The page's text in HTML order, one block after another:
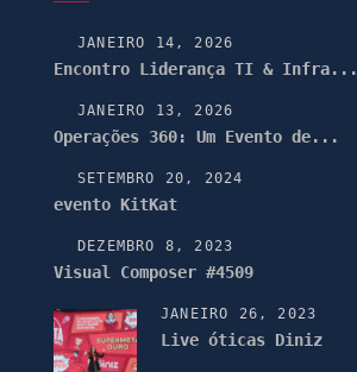
JANEIRO 14, 2026
Encontro Liderança TI & Infra...
JANEIRO 13, 2026
Operações 360: Um Evento de...
SETEMBRO 20, 2024
evento KitKat
DEZEMBRO 8, 2023
Visual Composer #4509
JANEIRO 26, 2023
Live óticas Diniz